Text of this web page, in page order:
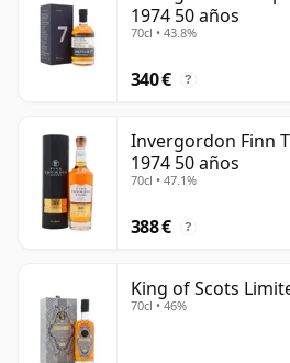
Una vez embotellado, el whisky
diferencia del vino que sí
eso, un whisky de cincuenta
1974 50 años
70cl • 43.8%
340 € ?
Invergordon Finn
1974 50 años
70cl • 47.1%
388 € ?
King of Scots
70cl • 46%